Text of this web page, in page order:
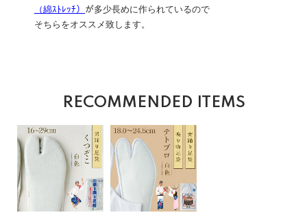
（綿ｽﾄﾚｯﾁ） が多少長めに作られているので
そちらをオススメ致します。
RECOMMENDED ITEMS